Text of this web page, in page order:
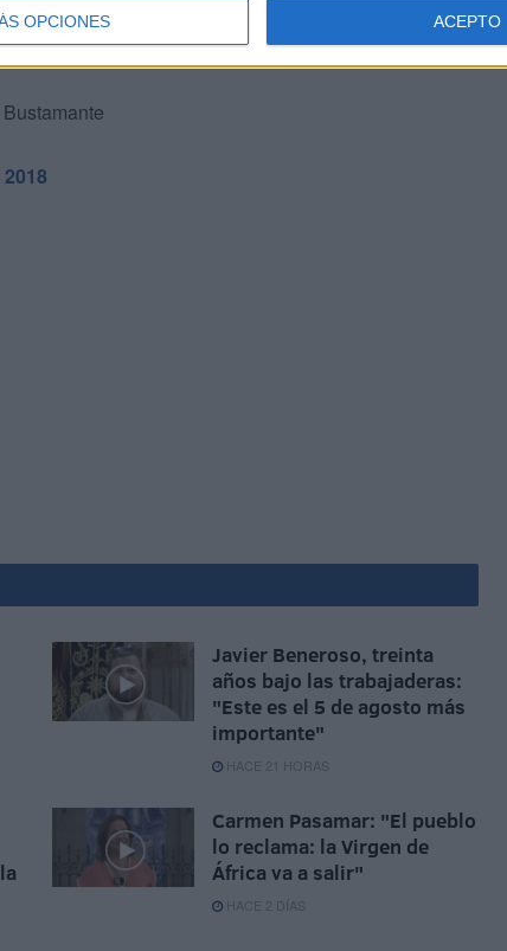
OPCIONES ACEPTO
la Feria de Ceuta 2018
Javier Beneroso, treinta
años bajo las trabajaderas:
"Este es el 5 de agosto más
importante"
HACE 21 HORAS
Carmen Pasamar: "El pueblo
lo reclama: la Virgen de
África va a salir"
HACE 2 DÍAS